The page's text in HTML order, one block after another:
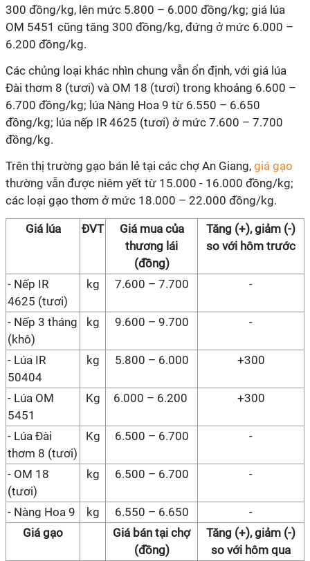
300 đồng/kg, lên mức 5.800 – 6.000 đồng/kg; giá lúa
OM 5451 cũng tăng 300 đồng/kg, đứng ở mức 6.000 –
6.200 đồng/kg.
Các chủng loại khác nhìn chung vẫn ổn định, với giá lúa
Đài thơm 8 (tươi) và OM 18 (tươi) trong khoảng 6.600 –
6.700 đồng/kg; lúa Nàng Hoa 9 từ 6.550 – 6.650
đồng/kg; lúa nếp IR 4625 (tươi) ở mức 7.600 – 7.700
đồng/kg.
Trên thị trường gạo bán lẻ tại các chợ An Giang, giá gạo
thường vẫn được niêm yết từ 15.000 - 16.000 đồng/kg;
các loại gạo thơm ở mức 18.000 – 22.000 đồng/kg.
Giá lúa ĐVT
Giá mua của
thương lái
(đồng)
Tăng (+), giảm (-)
so với hôm trước
- Nếp IR
4625 (tươi)
kg 7.600 – 7.700 -
- Nếp 3 tháng
(khô)
kg 9.600 – 9.700 -
- Lúa IR
50404
kg 5.800 – 6.000 +300
- Lúa OM
5451
Kg 6.000 – 6.200 +300
- Lúa Đài
thơm 8 (tươi)
Kg 6.500 – 6.700 -
- OM 18
(tươi)
kg 6.500 – 6.700 -
- Nàng Hoa 9 kg 6.550 – 6.650
-
Giá gạo
Giá bán tại chợ
(đồng)
Tăng (+), giảm (-)
so với hôm qua